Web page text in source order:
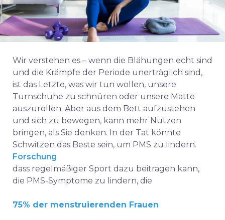
Wir verstehen es – wenn die Blähungen echt sind
und die Krämpfe der Periode unerträglich sind,
ist das Letzte, was wir tun wollen, unsere
Turnschuhe zu schnüren oder unsere Matte
auszurollen. Aber aus dem Bett aufzustehen
und sich zu bewegen, kann mehr Nutzen
bringen, als Sie denken. In der Tat könnte
Schwitzen das Beste sein, um PMS zu lindern.
Forschung
dass regelmäßiger Sport dazu beitragen kann,
die PMS-Symptome zu lindern, die
75% der menstruierenden Frauen